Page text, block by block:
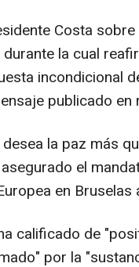
Costa
la cual
incondicional
publicado en
la paz más
el
en
calificado de
por la